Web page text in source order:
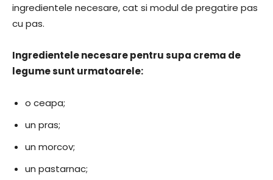
ingredientele necesare, cat si modul de pregatire pas
cu pas.
Ingredientele necesare pentru supa crema de
legume sunt urmatoarele:
o ceapa;
un pras;
un morcov;
un pastarnac;